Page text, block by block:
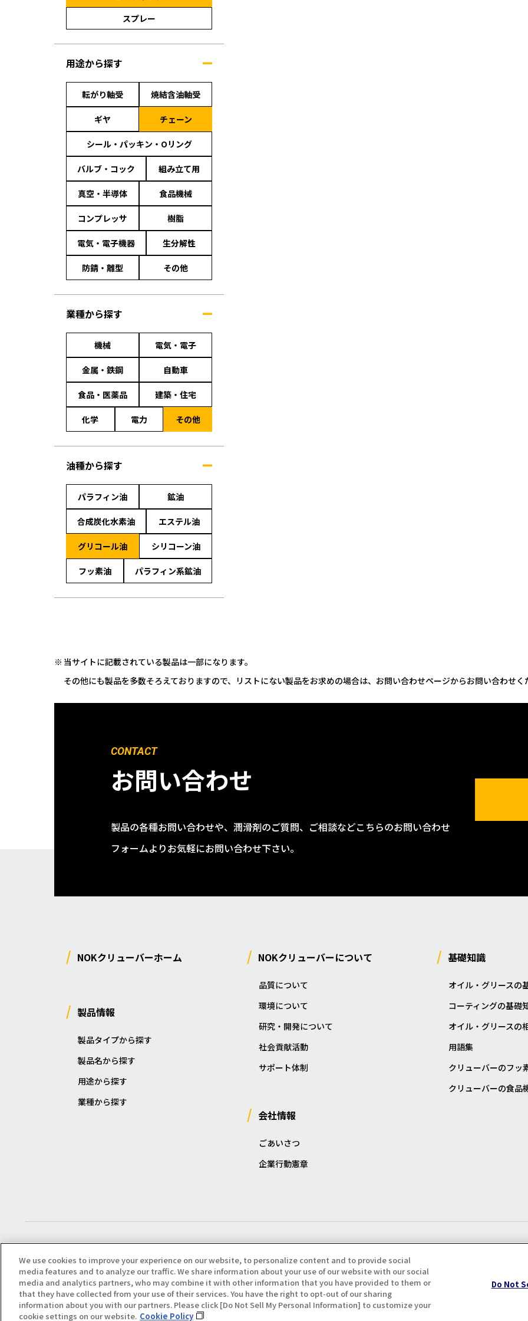
スプレー
用途から探す
転がり軸受 焼結含油軸受
ギヤ チェーン
シール・パッキン・Oリング
バルブ・コック 組み立て用
真空・半導体 食品機械
コンプレッサ 樹脂
電気・電子機器 生分解性
防錆・離型 その他
業種から探す
機械 電気・電子
金属・鉄鋼 自動車
食品・医薬品 建築・住宅
化学 電力 その他
油種から探す
パラフィン油 鉱油
合成炭化水素油 エステル油
グリコール油 シリコーン油
フッ素油 パラフィン系鉱油
当サイトに記載されている製品は一部になります。
その他にも製品を多数そろえておりますので、リストにない製品をお求めの場合は、お問い合わせページからお問い合わせく
CONTACT
お問い合わせ
製品の各種お問い合わせや、潤滑剤のご質問、ご相談などこちらのお問い合わせ
フォームよりお気軽にお問い合わせ下さい。
NOKクリューバーホーム
製品情報
製品タイプから探す
製品名から探す
用途から探す
業種から探す
NOKクリューバーについて
品質について
環境について
研究・開発について
社会貢献活動
サポート体制
会社情報
ごあいさつ
企業行動憲章
基礎知識
オイル・グリースの
コーティングの基礎
オイル・グリースの
用語集
クリューバーのフッ
クリューバーの食品
プライバシー・クッキーポリシ
Copyright(C) All Right Reserved. Producted by NOK KLÜBER CO., LTD.
We use cookies to improve your experience on our website, to personalize content and to provide social
media features and to analyze our traffic. We share information about your use of our website with our social
media and analytics partners, who may combine it with other information that you have provided to them or
that they have collected from your use of their services. You have the right to opt-out of our sharing
information about you with our partners. Please click [Do Not Sell My Personal Information] to customize your
cookie settings on our website. Cookie Policy
Do Not